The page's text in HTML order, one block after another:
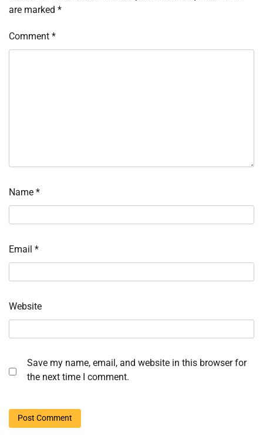
are marked *
Comment *
Name *
Email *
Website
Save my name, email, and website in this browser for
the next time I comment.